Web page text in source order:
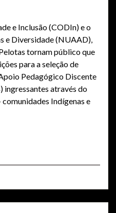
e Inclusão (CODIn) e o
e Diversidade (NUAAD),
tornam público que
para a seleção de
Pedagógico Discente
ingressantes através do
Indígenas e